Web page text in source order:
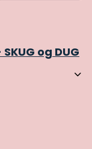
og DUG